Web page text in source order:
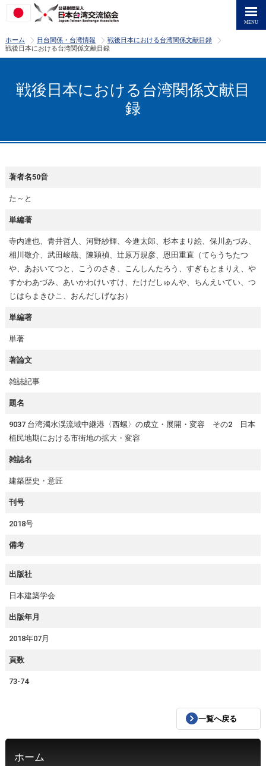
ホーム >
日台関係・台湾情報 >
戦後日本における台湾関係文献目録
戦後日本における台湾関係文献目録
戦後日本における台湾関係文献目
録
著者名50音
た～と
単編著
寺内達也、青井哲人、河野紗輝、今進太郎、杉本まり絵、保川あづみ、
相川敬介、武田峻哉、陳穎禎、辻原万規彦、恩田重直（てらうちたつ
や、あおいてつと、こうのさき、こんしんたろう、すぎもとまりえ、や
すかわあづみ、あいかわけいすけ、たけだしゅんや、ちんえいてい、つ
じはらまきひこ、おんだしげなお）
単編著
単著
著論文
雑誌記事
題名
9037 台湾濁水渓流域中継港〈西螺〉の成立・展開・変容 その2 日本
植民地期における市街地の拡大・変容
雑誌名
建築歴史・意匠
刊号
2018号
備考
出版社
日本建築学会
出版年月
2018年07月
頁数
73-74
一覧へ戻る
ホーム